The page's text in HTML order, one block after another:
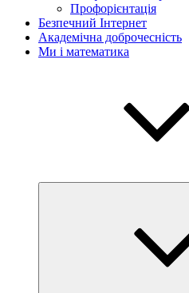
Профорієнтація
Безпечний Інтернет
Академічна доброчесність
Ми і математика